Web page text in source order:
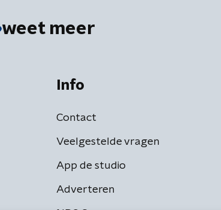
weet meer
Info
Contact
Veelgestelde vragen
App de studio
Adverteren